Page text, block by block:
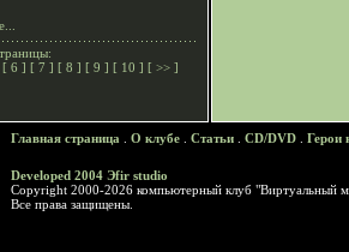
[ 6 ] [ 7 ] [ 8 ] [ 9 ] [ 10 ] [ >> ]
Главная страница О клубе Статьи CD/DVD Герои
Developed 2004 Эfir studio
Copyright 2000-2026 компьютерный клуб "Виртуальный
Все права защищены.